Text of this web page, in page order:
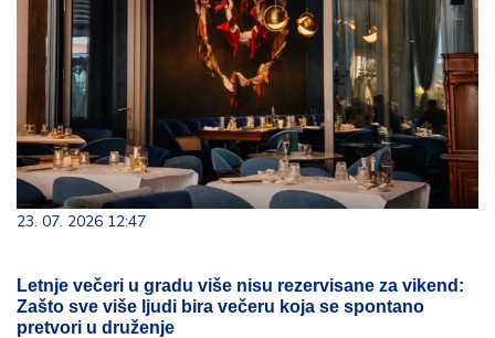
23. 07. 2026 12:47
Letnje večeri u gradu više nisu rezervisane za vikend:
Zašto sve više ljudi bira večeru koja se spontano
pretvori u druženje